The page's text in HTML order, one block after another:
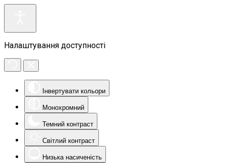
Налаштування доступності
Інвертувати кольори
Монохромний
Темний контраст
Світлий контраст
Низька насиченість